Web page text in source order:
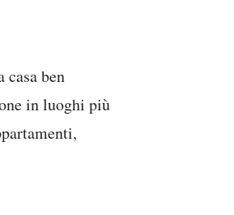
ben
in luoghi più